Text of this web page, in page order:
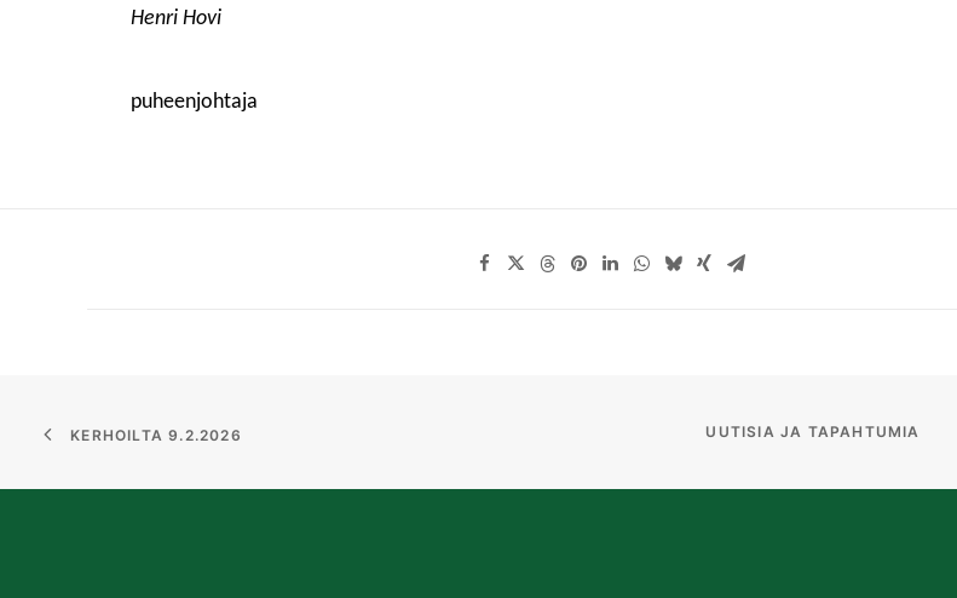
Henri Hovi
puheenjohtaja
KERHOILTA 9.2.2026 UUTISIA JA TAPAHTUMIA